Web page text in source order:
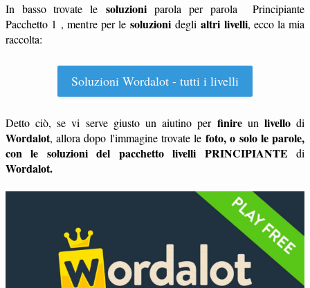
In basso trovate le soluzioniparola per parola Principiante
Pacchetto 1 , mentre per le soluzioni deglialtri livelli, ecco la mia
raccolta:
Soluzioni Wordalot - tutti i livelli
Detto ciò, se vi serve giusto un aiutino per finireun livellodi
Wordalot, allora dopo l'immagine trovate lefoto, o solo le parole,
con le soluzioni del pacchetto livelli PRINCIPIANTE di
Wordalot.